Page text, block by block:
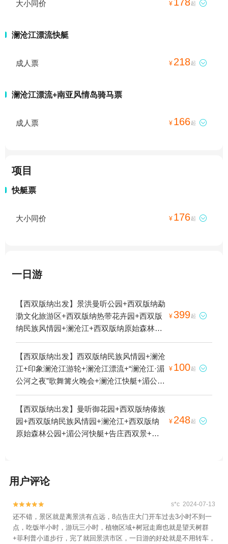
大小同价 ¥ 起 
澜沧江漂流快艇
成人票 ¥ 218起 
澜沧江漂流+南亚风情岛骑马票
成人票 ¥ 166起 
项目
快艇票
大小同价 ¥ 176起 
一日游
【西双版纳出发】景洪曼听公园+西双版纳勐
泐文化旅游区+西双版纳热带花卉园+西双版
纳民族风情园+澜沧江+西双版纳原始森林公
园+西双版纳勐泐文化园+西双版纳总佛寺
+西双版纳热带动物园+西双版纳融创乐园
+西双版纳澜沧江 湄公河快艇+告庄西双景
+云南西双版纳景洪市告庄夜市+景洪港邮轮1
¥399起 
【西双版纳出发】西双版纳民族风情园+澜沧
江+印象澜沧江游轮+澜沧江漂流+“澜沧江·湄
公河之夜”歌舞篝火晚会+澜沧江快艇+湄公河
快艇+告庄西双景+云南西双版纳景洪市告庄
夜市+澜沧江游轮1日游
¥ 100起 
【西双版纳出发】曼听御花园+西双版纳傣族
园+西双版纳民族风情园+澜沧江+西双版纳
原始森林公园+湄公河快艇+告庄西双景+泼
¥ 248起 
用户评论

 s*c 2024-07-13
还不错，景区就是离景洪有点远，8点告庄大门开车过去3小时不到一
点，吃饭半小时，游玩三小时，植物区域+树冠走廊也就是望天树群
+菲利普小道步行，完了就回景洪市区，一日游的好处就是不用转车，